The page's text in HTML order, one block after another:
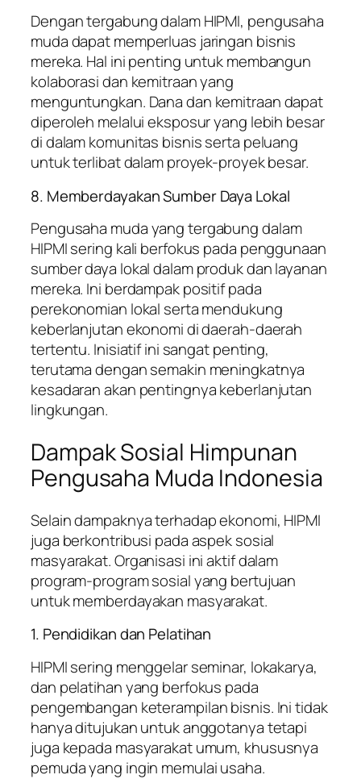
Dengan tergabung dalam HIPMI, pengusaha
muda dapat memperluas jaringan bisnis
mereka. Hal ini penting untuk membangun
kolaborasi dan kemitraan yang
menguntungkan. Dana dan kemitraan dapat
diperoleh melalui eksposur yang lebih besar
di dalam komunitas bisnis serta peluang
untuk terlibat dalam proyek-proyek besar.
8. Memberdayakan Sumber Daya Lokal
Pengusaha muda yang tergabung dalam
HIPMI sering kali berfokus pada penggunaan
sumber daya lokal dalam produk dan layanan
mereka. Ini berdampak positif pada
perekonomian lokal serta mendukung
keberlanjutan ekonomi di daerah-daerah
tertentu. Inisiatif ini sangat penting,
terutama dengan semakin meningkatnya
kesadaran akan pentingnya keberlanjutan
lingkungan.
Dampak Sosial Himpunan
Pengusaha Muda Indonesia
Selain dampaknya terhadap ekonomi, HIPMI
juga berkontribusi pada aspek sosial
masyarakat. Organisasi ini aktif dalam
program-program sosial yang bertujuan
untuk memberdayakan masyarakat.
1. Pendidikan dan Pelatihan
HIPMI sering menggelar seminar, lokakarya,
dan pelatihan yang berfokus pada
pengembangan keterampilan bisnis. Ini tidak
hanya ditujukan untuk anggotanya tetapi
juga kepada masyarakat umum, khususnya
pemuda yang ingin memulai usaha.